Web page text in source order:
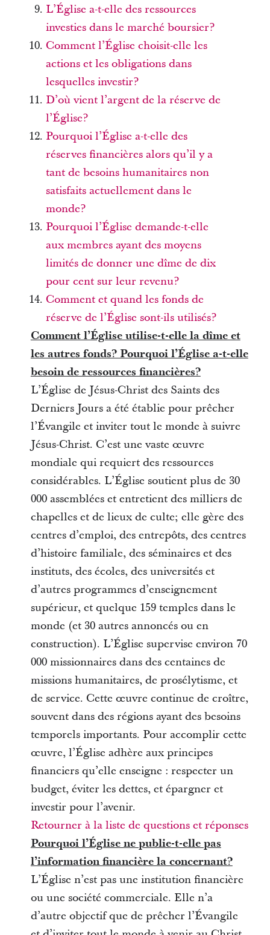
L’Église a-t-elle des ressources
investies dans le marché boursier?
Comment l’Église choisit-elle les
actions et les obligations dans
lesquelles investir?
D’où vient l’argent de la réserve de
l’Église?
Pourquoi l’Église a-t-elle des
réserves financières alors qu’il y a
tant de besoins humanitaires non
satisfaits actuellement dans le
monde?
Pourquoi l’Église demande-t-elle
aux membres ayant des moyens
limités de donner une dîme de dix
pour cent sur leur revenu?
Comment et quand les fonds de
réserve de l’Église sont-ils utilisés?
Comment l’Église utilise-t-elle la dîme et
les autres fonds? Pourquoi l’Église a-t-elle
besoin de ressources financières?
L’Église de Jésus-Christ des Saints des
Derniers Jours a été établie pour prêcher
l’Évangile et inviter tout le monde à suivre
Jésus-Christ. C’est une vaste œuvre
mondiale qui requiert des ressources
considérables. L’Église soutient plus de 30
000 assemblées et entretient des milliers de
chapelles et de lieux de culte; elle gère des
centres d’emploi, des entrepôts, des centres
d’histoire familiale, des séminaires et des
instituts, des écoles, des universités et
d’autres programmes d’enseignement
supérieur, et quelque 159 temples dans le
monde (et 30 autres annoncés ou en
construction). L’Église supervise environ 70
000 missionnaires dans des centaines de
missions humanitaires, de prosélytisme, et
de service. Cette œuvre continue de croître,
souvent dans des régions ayant des besoins
temporels importants. Pour accomplir cette
œuvre, l’Église adhère aux principes
financiers qu’elle enseigne : respecter un
budget, éviter les dettes, et épargner et
investir pour l’avenir.
Retourner à la liste de questions et réponses
Pourquoi l’Église ne publie-t-elle pas
l’information financière la concernant?
L’Église n’est pas une institution financière
ou une société commerciale. Elle n’a
d’autre objectif que de prêcher l’Évangile